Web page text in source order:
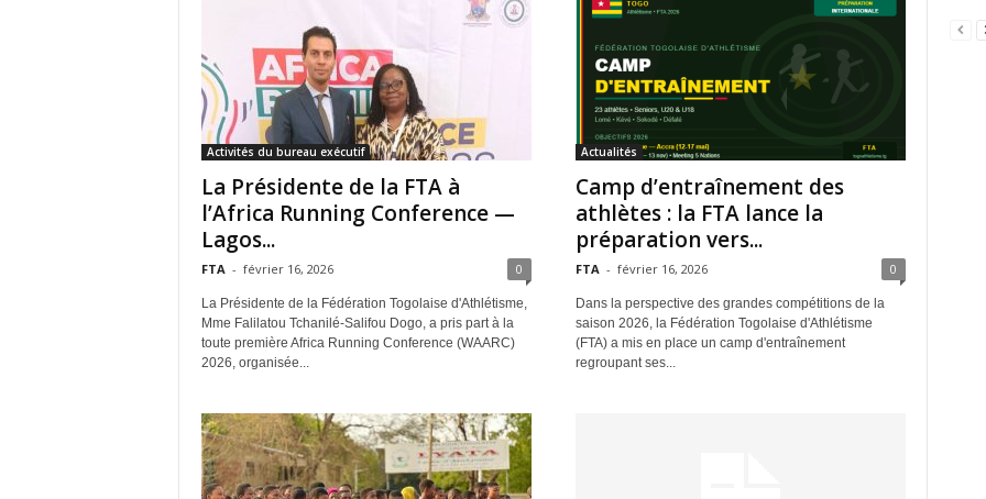
Activités du bureau exécutif
La Présidente de la FTA à
l’Africa Running Conference —
Lagos...
FTA - février 16, 2026 0
La Présidente de la Fédération Togolaise d'Athlétisme,
Mme Falilatou Tchanilé-Salifou Dogo, a pris part à la
toute première Africa Running Conference (WAARC)
2026, organisée...
Actualités
Camp d’entraînement des
athlètes : la FTA lance la
préparation vers...
FTA - février 16, 2026 0
Dans la perspective des grandes compétitions de la
saison 2026, la Fédération Togolaise d'Athlétisme
(FTA) a mis en place un camp d'entraînement
regroupant ses...